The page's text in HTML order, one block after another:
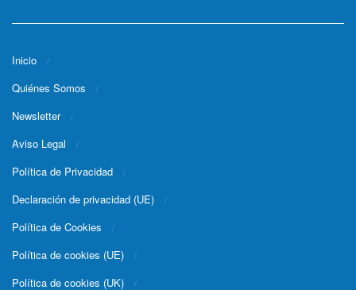
Inicio
Quiénes Somos
Newsletter
Aviso Legal
Política de Privacidad
Declaración de privacidad (UE)
Política de Cookies
Política de cookies (UE)
Política de cookies (UK)